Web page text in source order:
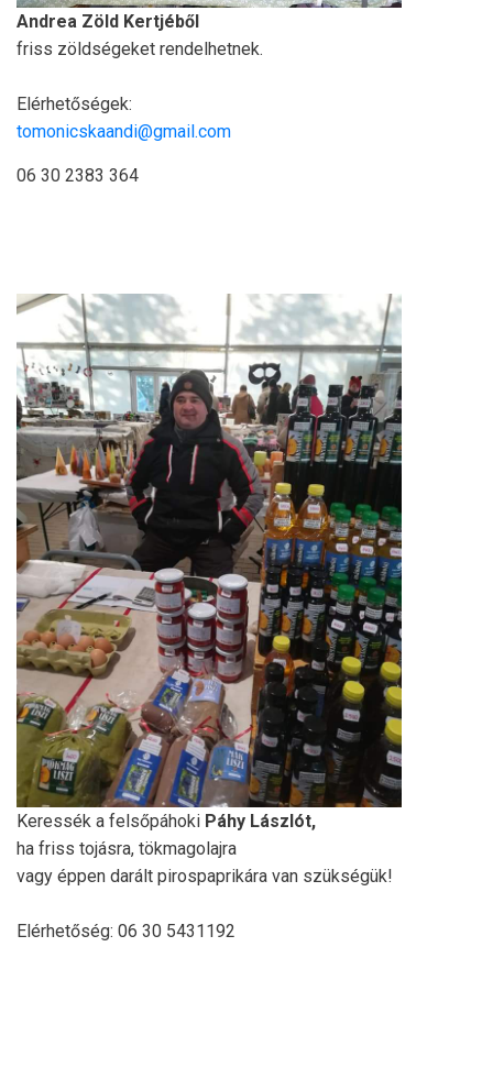
Andrea Zöld Kertjéből
friss zöldségeket rendelhetnek.
Elérhetőségek:
tomonicskaandi@gmail.com
06 30 2383 364
Keressék a felsőpáhoki Páhy Lászlót,
ha friss tojásra, tökmagolajra
vagy éppen darált pirospaprikára van szükségük!
Elérhetőség: 06 30 5431192